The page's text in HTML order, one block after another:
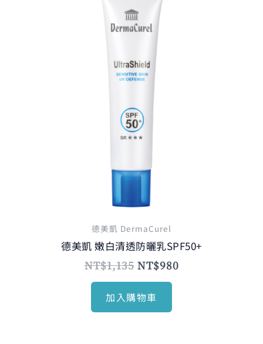
德美凱 DermaCurel
德美凱 嫩白清透防曬乳SPF50+
NT$1,135
價
格：
NT$1,135。
NT$980
加入購物車